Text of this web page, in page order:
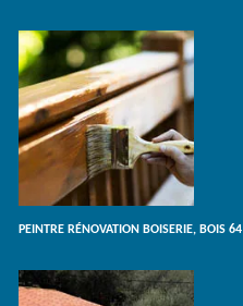
PEINTRE RÉNOVATION BOISERIE, BOIS 64